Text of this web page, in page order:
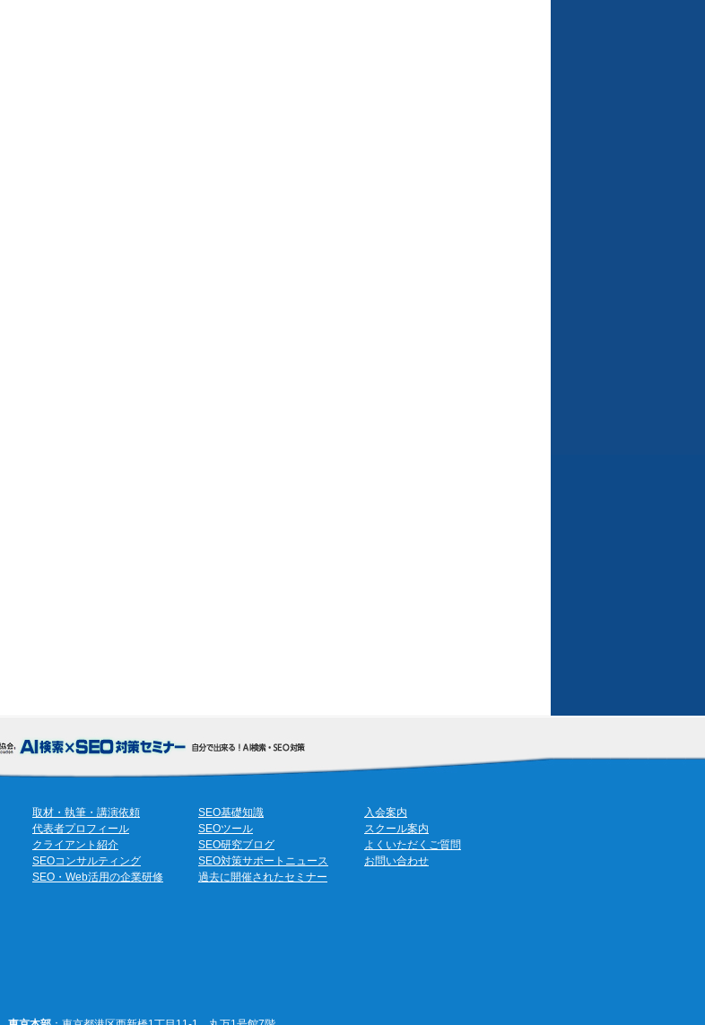
取材・執筆・講演依頼
代表者プロフィール
クライアント紹介
SEOコンサルティング
SEO・Web活用の企業研修
SEO基礎知識
SEOツール
SEO研究ブログ
SEO対策サポートニュース
過去に開催されたセミナー
入会案内
スクール案内
よくいただくご質問
お問い合わせ